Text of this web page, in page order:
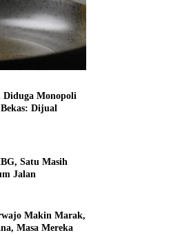
Diduga Monopoli
Dijual
Satu Masih
Jalan
Makin Marak,
Masa Mereka